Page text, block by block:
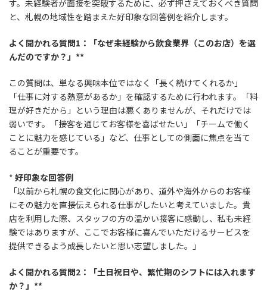
す。未経験者が面接を突破するために、必ず押さえておくべき質問
と、札幌の地域性を踏まえた好印象な回答例を紹介します。
よく聞かれる質問1：「なぜ未経験から飲食業界（このお店）を選
んだのですか？」**
この質問は、単なる興味本位ではなく「長く続けてくれるか」
「仕事に対する熱意があるか」を確認するために行われます。「料
理が好きだから」という理由は悪くありませんが、それだけでは
弱いです。「接客を通じてお客様を喜ばせたい」「チームで働く
ことに魅力を感じている」など、仕事としての側面に焦点を当て
ることが重要です。
* 好印象な回答例
「以前から札幌の食文化に関心があり、道外や海外からのお客様
にその魅力を直接伝えられる仕事がしたいと考えていました。貴
店を利用した際、スタッフの方の温かい接客に感動し、私も未経
験ではありますが、ここでお客様に喜んでいただけるサービスを
提供できるよう成長したいと思い志望しました。」
よく聞かれる質問2：「土日祝日や、繁忙期のシフトには入れます
か？」**